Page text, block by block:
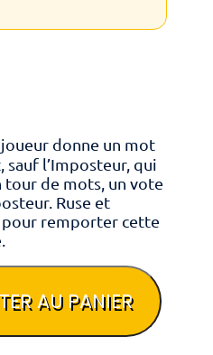
joueur donne un mot
sauf l’Imposteur, qui
de mots, un vote
Ruse et
remporter cette
AU PANIER